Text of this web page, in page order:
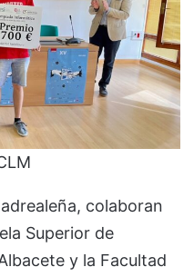
colaboran
Superior de
y la Facultad